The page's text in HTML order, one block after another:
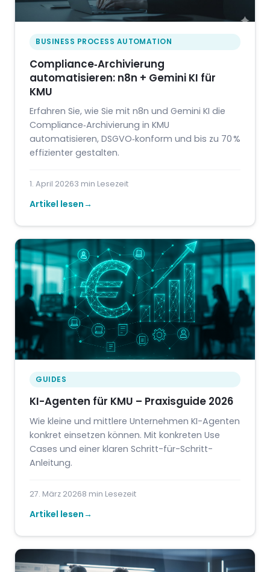
BUSINESS PROCESS AUTOMATION
Compliance‑Archivierung
automatisieren: n8n + Gemini KI für
KMU
Erfahren Sie, wie Sie mit n8n und Gemini KI die
Compliance‑Archivierung in KMU
automatisieren, DSGVO‑konform und bis zu 70 %
effizienter gestalten.
1. April 20263 min Lesezeit
Artikel lesen
GUIDES
KI-Agenten für KMU – Praxisguide 2026
Wie kleine und mittlere Unternehmen KI-Agenten
konkret einsetzen können. Mit konkreten Use
Cases und einer klaren Schritt-für-Schritt-
Anleitung.
27. März 20268 min Lesezeit
Artikel lesen